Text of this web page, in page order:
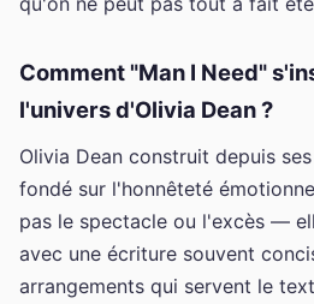
Comment "Man I Need"
l'univers d'Olivia Dean ?
Olivia Dean construit depuis
fondé sur l'honnêteté
pas le spectacle ou l'excès —
avec une écriture souvent
arrangements qui servent le